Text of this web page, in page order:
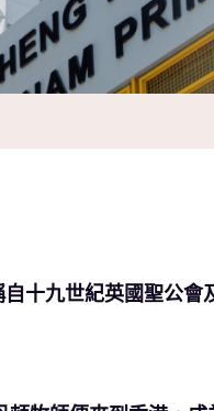
十九世紀英國聖公